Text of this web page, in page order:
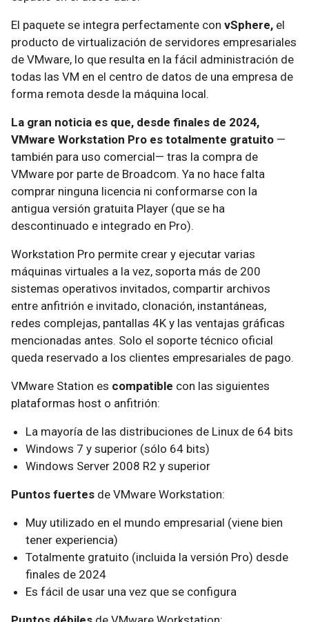
El paquete se integra perfectamente con vSphere, el
producto de virtualización de servidores empresariales
de VMware, lo que resulta en la fácil administración de
todas las VM en el centro de datos de una empresa de
forma remota desde la máquina local.
La gran noticia es que, desde finales de 2024,
VMware Workstation Pro es totalmente gratuito —
también para uso comercial— tras la compra de
VMware por parte de Broadcom. Ya no hace falta
comprar ninguna licencia ni conformarse con la
antigua versión gratuita Player (que se ha
descontinuado e integrado en Pro).
Workstation Pro permite crear y ejecutar varias
máquinas virtuales a la vez, soporta más de 200
sistemas operativos invitados, compartir archivos
entre anfitrión e invitado, clonación, instantáneas,
redes complejas, pantallas 4K y las ventajas gráficas
mencionadas antes. Solo el soporte técnico oficial
queda reservado a los clientes empresariales de pago.
VMware Station es compatible con las siguientes
plataformas host o anfitrión:
La mayoría de las distribuciones de Linux de 64 bits
Windows 7 y superior (sólo 64 bits)
Windows Server 2008 R2 y superior
Puntos fuertes de VMware Workstation:
Muy utilizado en el mundo empresarial (viene bien
tener experiencia)
Totalmente gratuito (incluida la versión Pro) desde
finales de 2024
Es fácil de usar una vez que se configura